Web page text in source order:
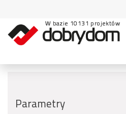
W bazie 10131 projektów
Parametry